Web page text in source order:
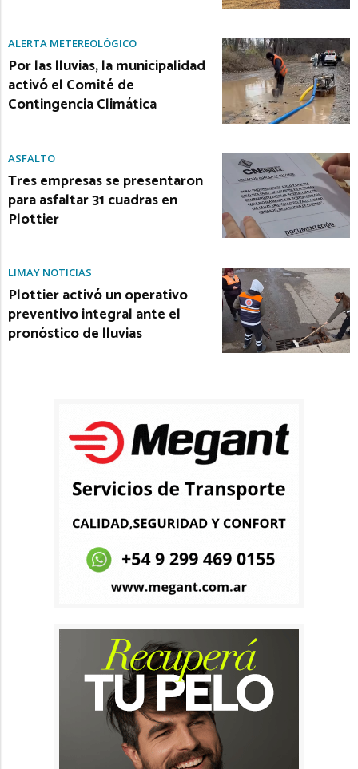
ALERTA METEREOLÓGICO
Por las lluvias, la municipalidad
activó el Comité de
Contingencia Climática
ASFALTO
Tres empresas se presentaron
para asfaltar 31 cuadras en
Plottier
LIMAY NOTICIAS
Plottier activó un operativo
preventivo integral ante el
pronóstico de lluvias